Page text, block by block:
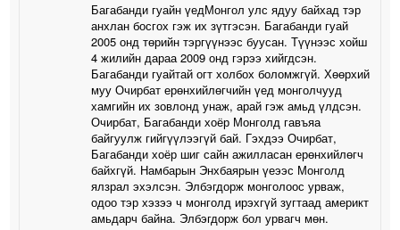
Багабанди гуайн үедМонгол улс ядуу байхад тэр
анхлан босгох гэж их зүтгэсэн. Багабанди гуай
2005 онд төрийн тэргүүнээс буусан. Түүнээс хойш
4 жилийн дараа 2009 онд гэрээ хийгдсэн.
Багабанди гуайтай огт холбох боломжгүй. Хөөрхий
муу Очирбат ерөнхийлөгчийн үед монголчууд
хамгийн их зовлонд унаж, арай гэж амьд үлдсэн.
Очирбат, Багабанди хоёр Монголд гавъяа
байгуулж гийгүүлээгүй бай. Гэхдээ Очирбат,
Багабанди хоёр шиг сайн ажилласан ерөнхийлөгч
байхгүй. Намбарын Энхбаярын үеээс Монголд
ялзрал эхэлсэн. Элбэгдорж монголоос урваж,
одоо тэр хэзээ ч монголд ирэхгүй зугтаад америкт
амьдарч байна. Элбэгдорж бол урвагч мөн.